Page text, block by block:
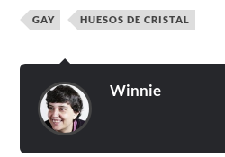
GAY HUESOS DE CRISTAL
Winnie